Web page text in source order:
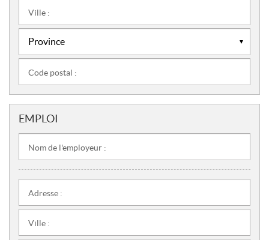
Ville :
Code postal :
EMPLOI
Nom de l'employeur :
Adresse :
Ville :